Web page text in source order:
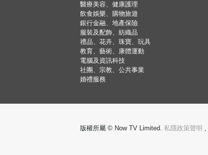
醫療美容、健康護理
飲食娛樂、購物旅遊
銀行金融、地產保險
服裝及配飾、紡織品
禮品、花卉、珠寶、玩具
教育、藝術、康體運動
電腦及資訊科技
社團、宗教、公共事業
婚禮服務
版權所屬 © Now TV Limited. 私隱政策聲明 ,